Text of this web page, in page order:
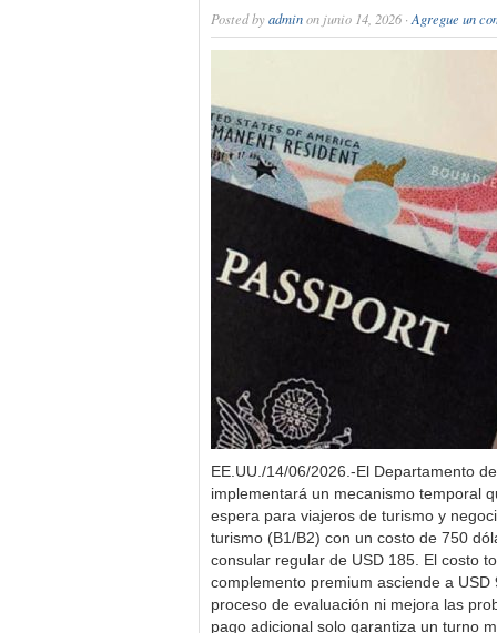
Posted byadminon junio 14, 2026 · Agregue un
EE.UU./14/06/2026.-El Departamento
implementará un mecanismo temporal
espera para viajeros de turismo y
turismo (B1/B2) con un costo de 750
consular regular de USD 185. El costo
complemento premium asciende a
proceso de evaluación ni mejora las
pago adicional solo garantiza un turno